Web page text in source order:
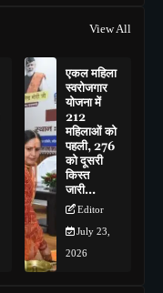
View All
एकल महिला
स्वरोजगार
योजना में
212
महिलाओं को
पहली, 276
को दूसरी
किस्त
जारी…
Editor
July 23,
2026